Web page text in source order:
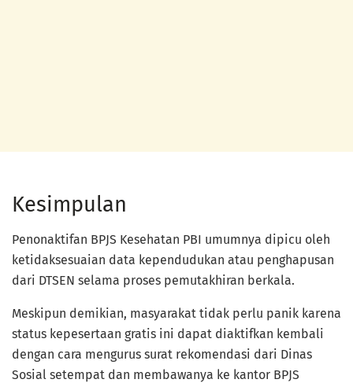
Kesimpulan
Penonaktifan BPJS Kesehatan PBI umumnya dipicu oleh
ketidaksesuaian data kependudukan atau penghapusan
dari DTSEN selama proses pemutakhiran berkala.
Meskipun demikian, masyarakat tidak perlu panik karena
status kepesertaan gratis ini dapat diaktifkan kembali
dengan cara mengurus surat rekomendasi dari Dinas
Sosial setempat dan membawanya ke kantor BPJS